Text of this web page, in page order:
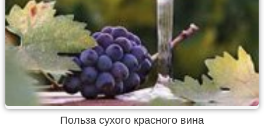
Польза сухого красного вина